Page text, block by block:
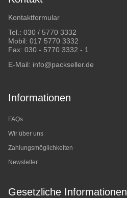
Kontaktformular
Tel.: 030 / 5770 3332
Mobil: 017 5770 3332
Fax: 030 - 5770 3332 - 1
E-Mail: info@packseller.de
Informationen
FAQs
Wir über uns
Zahlungsmöglichkeiten
Newsletter
Gesetzliche Informationen